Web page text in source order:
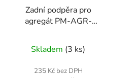
Zadní podpěra pro
agregát PM-AGR-
Skladem (3 ks)
235 Kč bez DPH